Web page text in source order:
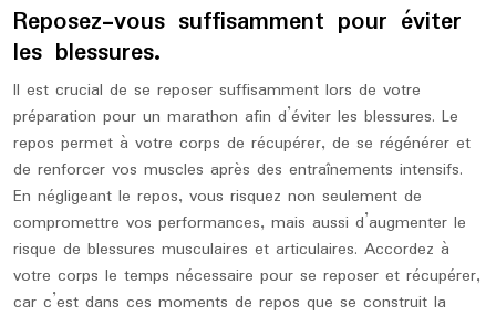
Reposez-vous suffisamment pour éviter
les blessures.
Il est crucial de se reposer suffisamment lors de votre
préparation pour un marathon afin d’éviter les blessures. Le
repos permet à votre corps de récupérer, de se régénérer et
de renforcer vos muscles après des entraînements intensifs.
En négligeant le repos, vous risquez non seulement de
compromettre vos performances, mais aussi d’augmenter le
risque de blessures musculaires et articulaires. Accordez à
votre corps le temps nécessaire pour se reposer et récupérer,
car c’est dans ces moments de repos que se construit la